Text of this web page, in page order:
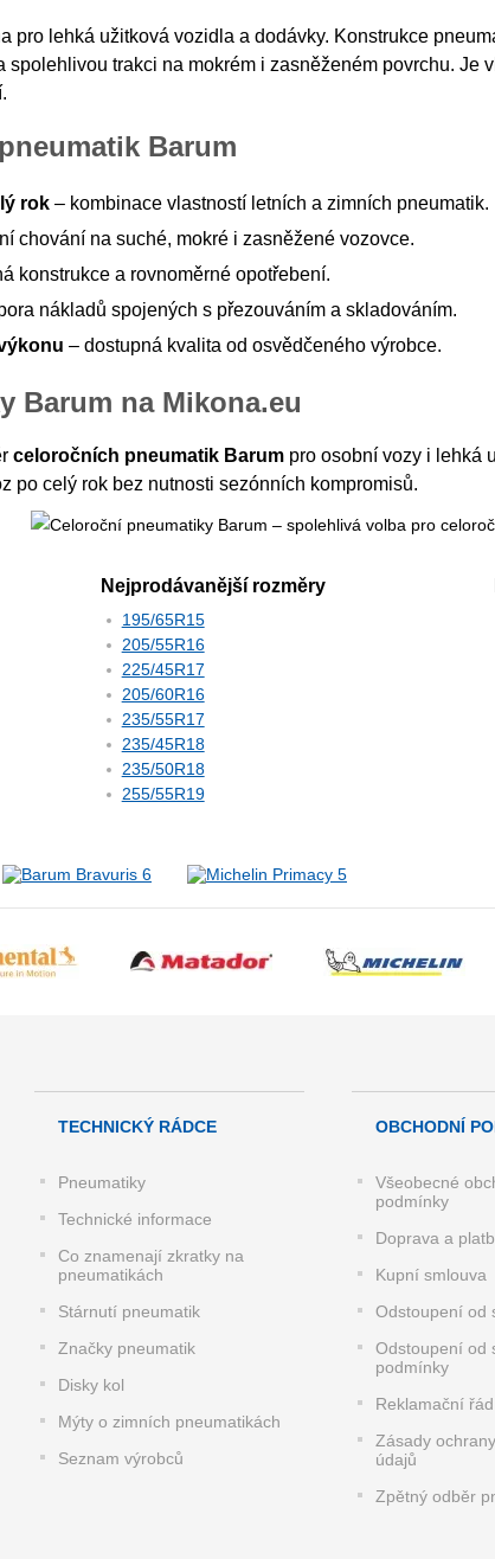
pro lehká užitková vozidla a dodávky. Konstrukce
spolehlivou trakci na mokrém i zasněženém povrchu. Je
Barum
rok – kombinace vlastností letních a zimních pneumatik.
chování na suché, mokré i zasněžené vozovce.
konstrukce a rovnoměrné opotřebení.
nákladů spojených s přezouváním a skladováním.
– dostupná kvalita od osvědčeného výrobce.
Barum na Mikona.eu
celoročních pneumatik Barum pro osobní vozy i lehká
po celý rok bez nutnosti sezónních kompromisů.
Nejprodávanější rozměry
195/65R15
205/55R16
225/45R17
205/60R16
235/55R17
235/45R18
235/50R18
255/55R19
TECHNICKÝ RÁDCE
Pneumatiky
Technické informace
Co znamenají zkratky na
pneumatikách
Stárnutí pneumatik
Značky pneumatik
Disky kol
Mýty o zimních pneumatikách
Seznam výrobců
OBCHODNÍ
Všeobecné
podmínky
Doprava a
Kupní smlouva
Odstoupení od
Odstoupení od
podmínky
Reklamační
Zásady
údajů
Zpětný odběr